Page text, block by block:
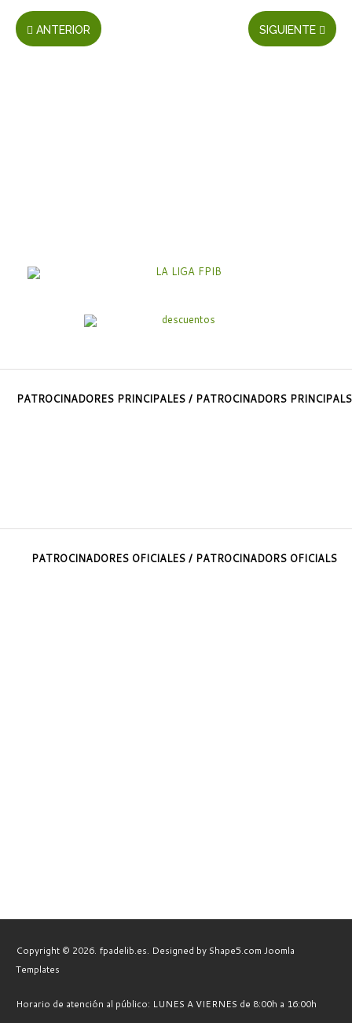
ANTERIOR SIGUIENTE
PATROCINADORES PRINCIPALES / PATROCINADORS PRINCIPALS
PATROCINADORES OFICIALES / PATROCINADORS OFICIALS
Copyright © 2026. fpadelib.es. Designed by Shape5.com Joomla
Templates
Horario de atención al público: LUNES A VIERNES de 8:00h a 16:00h